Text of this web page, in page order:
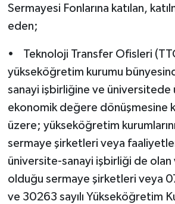
Sermayesi Fonlarına katılan,
eden;
• Teknoloji Transfer Ofisleri
yükseköğretim kurumu
sanayi işbirliğine ve üniversitede
ekonomik değere dönüşmesine
üzere; yükseköğretim
sermaye şirketleri veya
üniversite-sanayi işbirliği de olan
olduğu sermaye şirketleri veya
ve 30263 sayılı Yükseköğretim